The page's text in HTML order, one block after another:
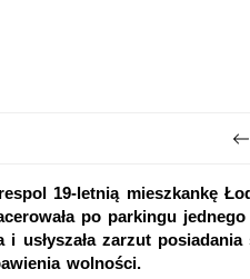
19-letnią mieszkankę
po parkingu
usłyszała zarzut
wolności.